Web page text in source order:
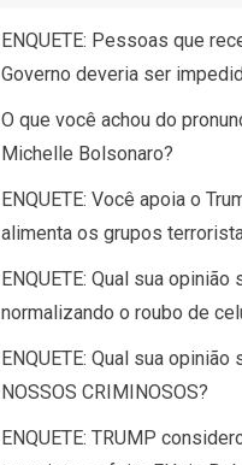
ENQUETE: Pessoas que
Governo deveria ser
O que você achou do
Michelle Bolsonaro?
ENQUETE: Você apoia o
alimenta os grupos
ENQUETE: Qual sua
normalizando o roubo de
ENQUETE: Qual sua
NOSSOS CRIMINOSOS?
ENQUETE: TRUMP